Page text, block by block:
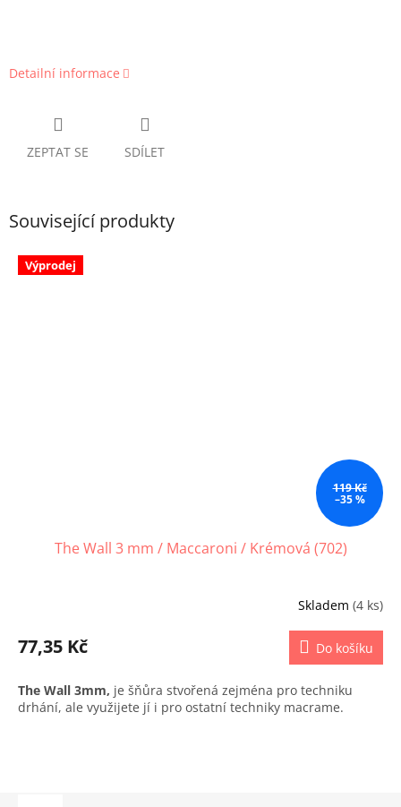
Detailní informace
ZEPTAT SE SDÍLET
Související produkty
Výprodej
119 Kč
–35 %
The Wall 3 mm / Maccaroni / Krémová (702)
Skladem (4 ks)
77,35 Kč Do košíku
The Wall 3mm, je šňůra stvořená zejména pro techniku
drhání, ale využijete jí i pro ostatní techniky macrame.